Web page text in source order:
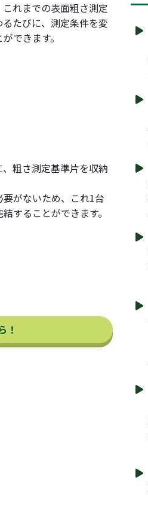
れまでの表面粗さ測定
たびに、測定条件を変
できます。
粗さ測定基準片を収納
がないため、これ1台
することができます。
！